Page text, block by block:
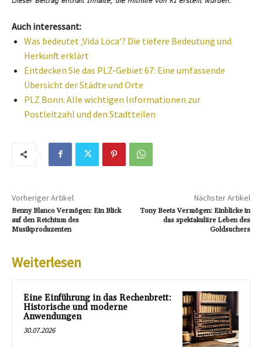
Auch interessant:
Was bedeutet ‚Vida Loca‘? Die tiefere Bedeutung und
Herkunft erklärt
Entdecken Sie das PLZ-Gebiet 67: Eine umfassende
Übersicht der Städte und Orte
PLZ Bonn: Alle wichtigen Informationen zur
Postleitzahl und den Stadtteilen
Vorheriger Artikel
Benny Blanco Vermögen: Ein Blick
auf den Reichtum des
Musikproduzenten
Nächster Artikel
Tony Beets Vermögen: Einblicke in
das spektakuläre Leben des
Goldsuchers
Weiterlesen
Eine Einführung in das Rechenbrett:
Historische und moderne
Anwendungen
30.07.2026